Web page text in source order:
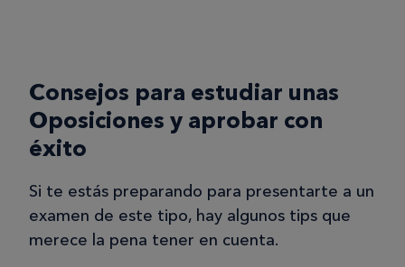
Consejos para estudiar unas
Oposiciones y aprobar con
éxito
Si te estás preparando para presentarte a un
examen de este tipo, hay algunos tips que
merece la pena tener en cuenta.